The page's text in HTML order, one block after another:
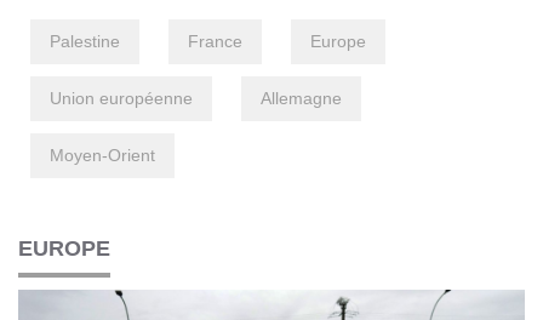
Palestine France Europe
Union européenne Allemagne
Moyen-Orient
EUROPE